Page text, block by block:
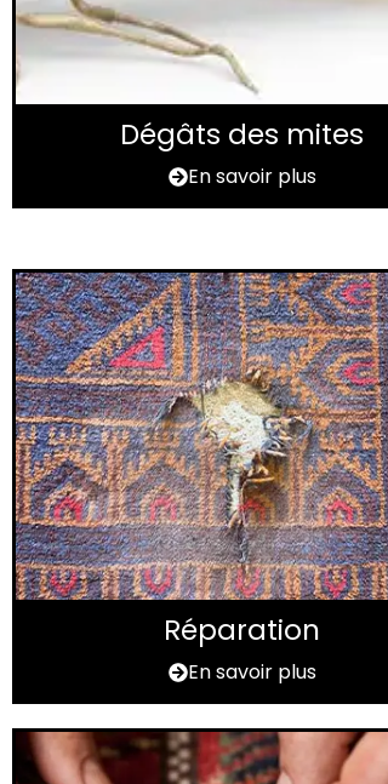
Dégâts des mites
En savoir plus
Réparation
En savoir plus